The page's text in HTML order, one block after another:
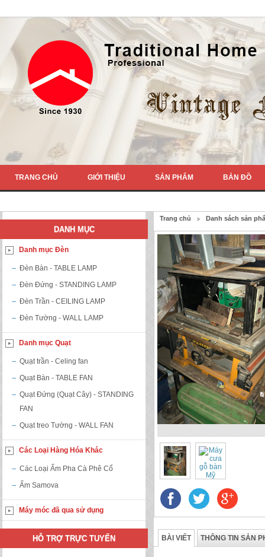
TRANG CHỦ GIỚI THIỆU SẢN PHẨM BẢN ĐỒ
Trang chủ Danh sách sản
BÀI VIẾT THÔNG TIN SẢN
DANH MỤC
Danh mục Đèn
Đèn Bàn - TABLE LAMP
Đèn Đứng - STANDING LAMP
Đèn Trần - CEILING LAMP
Đèn Tường - WALL LAMP
Danh mục Quạt
Quạt trần - Celing fan
Quạt Bàn - TABLE FAN
Quạt Đứng (Quạt Cây) - STANDING
FAN
Quạt treo Tường - WALL FAN
Các Loại Hàng Hóa Khác
Các Loại Ấm Pha Cà Phê Cổ
Ấm Samova
Máy móc đã qua sử dụng
HỖ TRỢ TRỰC TUYẾN